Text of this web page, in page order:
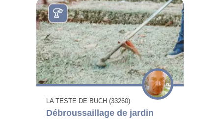
LA TESTE DE BUCH (33260)
Débroussaillage de jardin